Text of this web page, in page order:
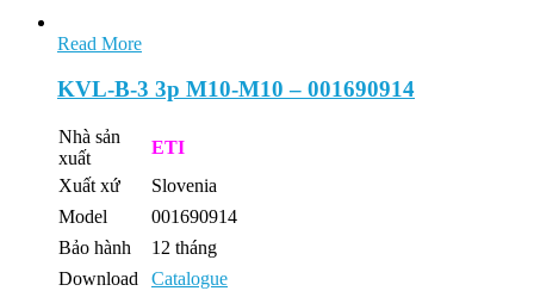
Read More
KVL-B-3 3p M10-M10 – 001690914
Nhà sản
xuất
ETI
Xuất xứ
Slovenia
Model
001690914
Bảo hành
12 tháng
Download
Catalogue